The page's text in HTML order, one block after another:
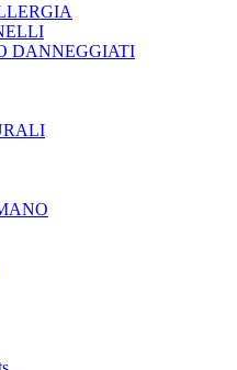
DANNEGGIATI